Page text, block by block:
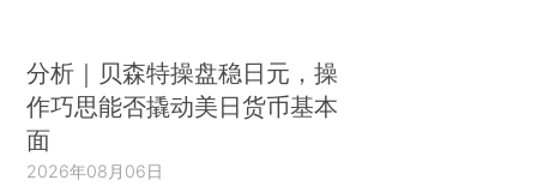
分析｜贝森特操盘稳日元，操
作巧思能否撬动美日货币基本
面
2026年08月06日